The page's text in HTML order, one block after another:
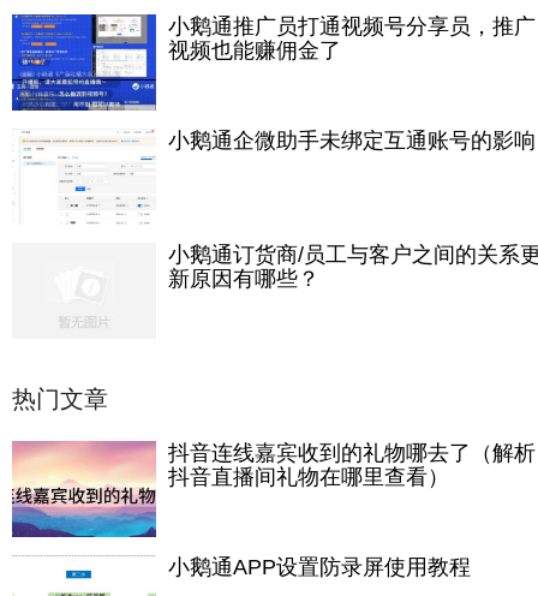
小鹅通推广员打通视频号分享员，推广
视频也能赚佣金了
小鹅通企微助手未绑定互通账号的影响
小鹅通订货商/员工与客户之间的关系
新原因有哪些？
热门文章
抖音连线嘉宾收到的礼物哪去了（解析
抖音直播间礼物在哪里查看）
小鹅通APP设置防录屏使用教程